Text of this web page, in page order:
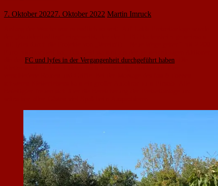
7. Oktober 20227. Oktober 2022 Martin Imruck
FC und lyfes in der Vergangenheit durchgeführt haben